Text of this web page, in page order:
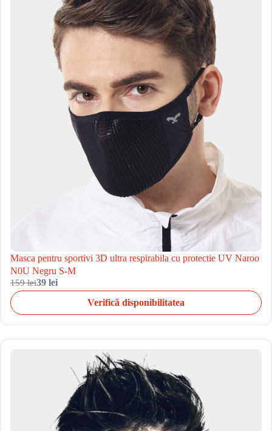
Masca pentru sportivi 3D ultra respirabila cu protectie UV Naroo
N0U Negru S-M
159 lei39 lei
Verifică disponibilitatea